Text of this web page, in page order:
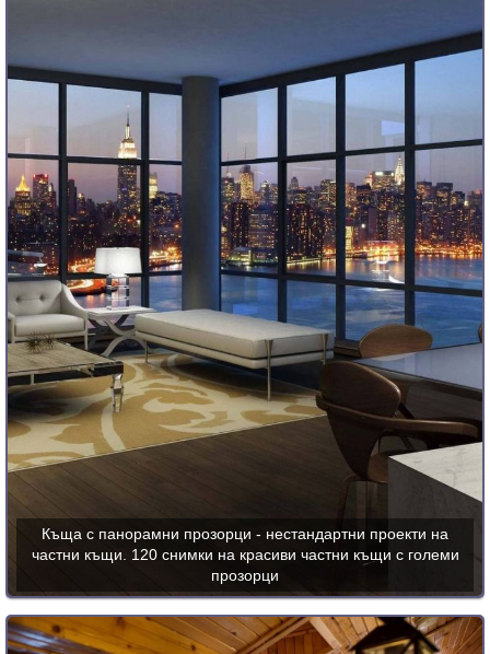
Къща с панорамни прозорци - нестандартни проекти на
частни къщи. 120 снимки на красиви частни къщи с големи
прозорци